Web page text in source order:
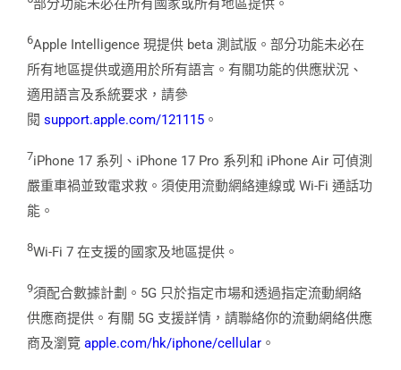
部分功能未必在所有國家或所有地區提供。
6Apple Intelligence 現提供 beta 測試版。部分功能未必在
所有地區提供或適用於所有語言。有關功能的供應狀況、
適用語言及系統要求，請參
閱 support.apple.com/121115 。
7iPhone 17 系列、iPhone 17 Pro 系列和 iPhone Air 可偵測
嚴重車禍並致電求救。須使用流動網絡連線或 Wi-Fi 通話功
能。
8Wi-Fi 7 在支援的國家及地區提供。
9須配合數據計劃。5G 只於指定市場和透過指定流動網絡
供應商提供。有關 5G 支援詳情，請聯絡你的流動網絡供應
商及瀏覽 apple.com/hk/iphone/cellular 。